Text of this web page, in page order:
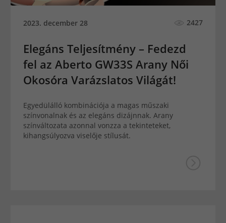
2023. december 28 2427
Elegáns Teljesítmény – Fedezd
fel az Aberto GW33S Arany Női
Okosóra Varázslatos Világát!
Egyedülálló kombinációja a magas műszaki
színvonalnak és az elegáns dizájnnak. Arany
színváltozata azonnal vonzza a tekinteteket,
kihangsúlyozva viselője stílusát.